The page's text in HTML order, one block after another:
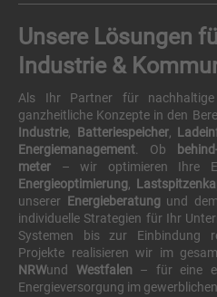
Unsere Lösungen
Industrie &
Als Ihr Partner für nachhaltige
ganzheitliche Konzepte in den
Industrie, Batteriespeicher,
Energiemanagement. Ob
meter – wir optimieren Ihre
Energieoptimierung,
unserer Energieberatungund dem
individuelle Strategien für Ihr
Systemen bis zur Einbindung
Projekte realisieren wir im
NRWund Westfalen – für eine
Energieversorgung im